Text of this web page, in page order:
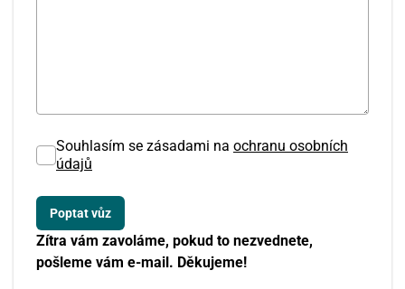
Souhlasím se zásadami na ochranu osobních
údajů
Zítra vám zavoláme, pokud to nezvednete,
pošleme vám e-mail. Děkujeme!